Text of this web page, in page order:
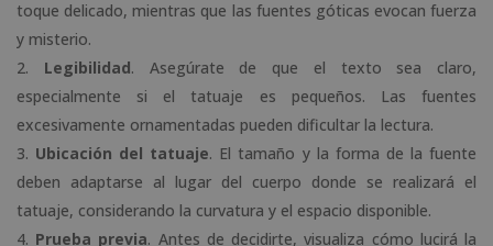
toque delicado, mientras que las fuentes góticas evocan fuerza
y misterio.
Legibilidad. Asegúrate de que el texto sea claro,
especialmente si el tatuaje es pequeños. Las fuentes
excesivamente ornamentadas pueden dificultar la lectura.
Ubicación del tatuaje. El tamaño y la forma de la fuente
deben adaptarse al lugar del cuerpo donde se realizará el
tatuaje, considerando la curvatura y el espacio disponible.
Prueba previa. Antes de decidirte, visualiza cómo lucirá la